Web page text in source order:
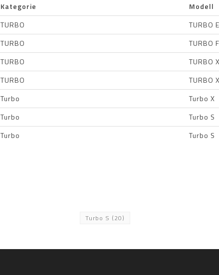
Kategorie
Modell
TURBO
TURBO
TURBO
TURBO
TURBO
TURBO
TURBO
TURBO
Turbo
Turbo X
Turbo
Turbo S
Turbo Turbo S
Turbo S (20)